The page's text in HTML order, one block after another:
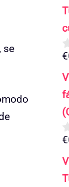
se
0
e
5
€
0
e
5
€